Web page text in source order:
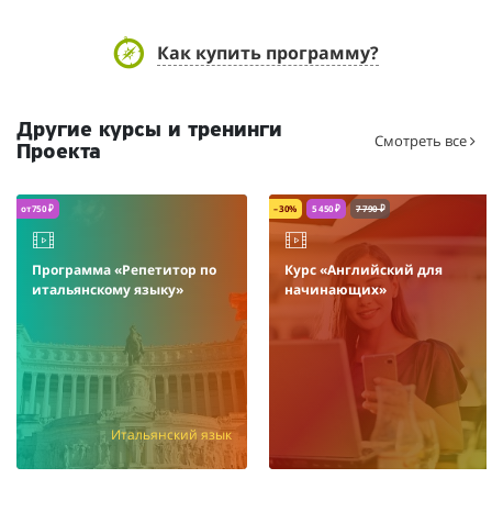
Как купить программу?
Другие курсы и тренинги
Проекта
Смотреть все
от 750 ₽
Программа «Репетитор по
итальянскому языку»
Итальянский язык
– 30% 5 450 ₽ 7 790 ₽
Курс «Английский для
начинающих»